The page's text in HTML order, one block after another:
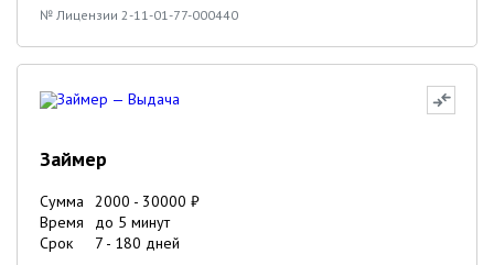
№ Лицензии 2-11-01-77-000440
Займер
Сумма 2000 - 30000 ₽
Время
до 5 минут
Срок
7 - 180 дней